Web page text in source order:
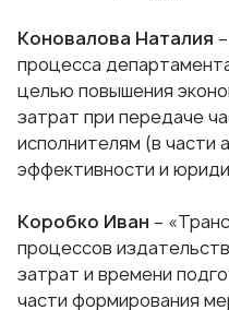
Коновалова Наталия
процесса
целью повышения
затрат при передаче
исполнителям (в части
эффективности и
Коробко Иван –
процессов
затрат и времени
части формирования